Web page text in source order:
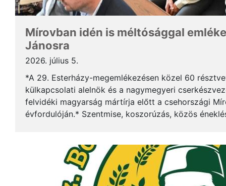
Mírovban idén is méltósággal
Jánosra
2026. július 5.
*A 29. Esterházy-megemlékezésen közel 60
külkapcsolati alelnök és a nagymegyeri
felvidéki magyarság mártírja előtt a csehországi
évfordulóján.* Szentmise, koszorúzás, közös